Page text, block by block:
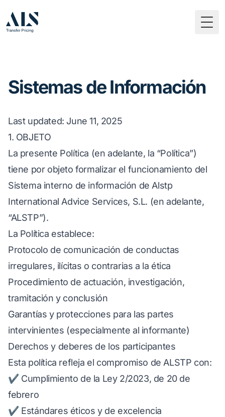
Sistemas de Información
Last updated: June 11, 2025
1. OBJETO
La presente Política (en adelante, la “Política”)
tiene por objeto formalizar el funcionamiento del
Sistema interno de información de Alstp
International Advice Services, S.L. (en adelante,
“ALSTP”).
La Política establece:
Protocolo de comunicación de conductas
irregulares, ilícitas o contrarias a la ética
Procedimiento de actuación, investigación,
tramitación y conclusión
Garantías y protecciones para las partes
intervinientes (especialmente al informante)
Derechos y deberes de los participantes
Esta política refleja el compromiso de ALSTP con:
✔ Cumplimiento de la Ley 2/2023, de 20 de
febrero
✔ Estándares éticos y de excelencia